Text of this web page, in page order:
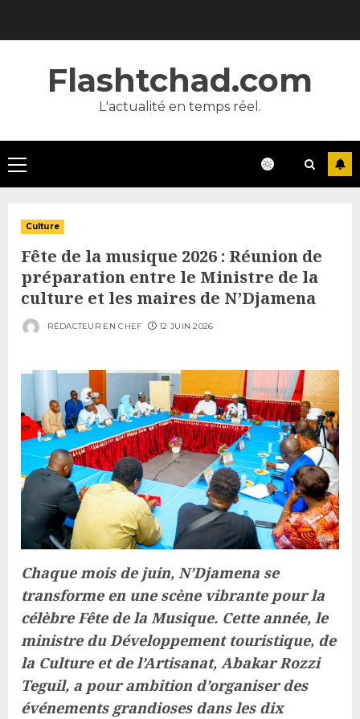
Flashtchad.com
L'actualité en temps réel.
Primary
Menu
Culture
Fête de la musique 2026 : Réunion de
préparation entre le Ministre de la
culture et les maires de N’Djamena
RÉDACTEUR EN CHEF 12 JUIN 2026
Chaque mois de juin, N’Djamena se
transforme en une scène vibrante pour la
célèbre Fête de la Musique. Cette année, le
ministre du Développement touristique, de
la Culture et de l’Artisanat, Abakar Rozzi
Teguil, a pour ambition d’organiser des
événements grandioses dans les dix